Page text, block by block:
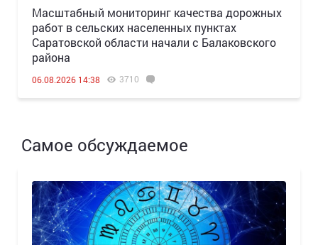
Масштабный мониторинг качества дорожных
работ в сельских населенных пунктах
Саратовской области начали с Балаковского
района
06.08.2026 14:38 3710
Самое обсуждаемое